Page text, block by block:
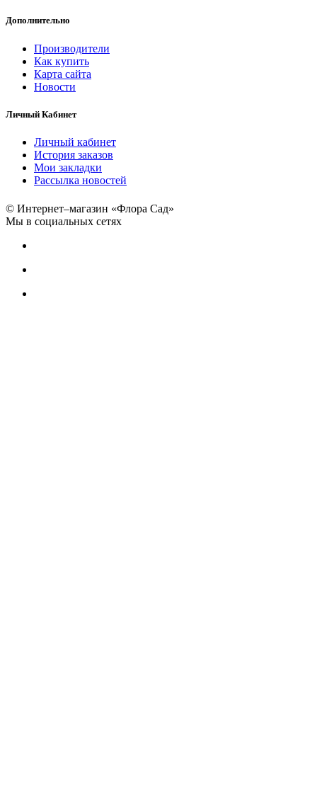
Дополнительно
Производители
Как купить
Карта сайта
Новости
Личный Кабинет
Личный кабинет
История заказов
Мои закладки
Рассылка новостей
© Интернет–магазин «Флора Сад»
Мы в социальных сетях